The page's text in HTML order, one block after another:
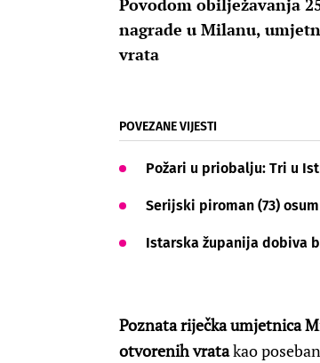
Povodom obilježavanja
nagrade u Milanu,
vrata
POVEZANE VIJESTI
Požari u priobalju: Tri u
Serijski piroman (73)
Istarska županija dobiva
Poznata riječka umjetnica
otvorenih vratakao